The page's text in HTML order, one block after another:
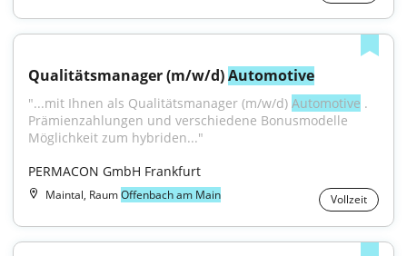
Qualitätsmanager (m/w/d) Automotive
"...mit Ihnen als Qualitätsmanager (m/w/d) Automotive .
Prämienzahlungen und verschiedene Bonusmodelle
Möglichkeit zum hybriden..."
PERMACON GmbH Frankfurt
Maintal, RaumOffenbach am Main Vollzeit